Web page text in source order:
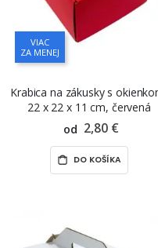
VIAC
ZA MENEJ
Krabica na zákusky s
22 x 22 x 11 cm, červená
od 2,80 €
DO KOŠÍKA